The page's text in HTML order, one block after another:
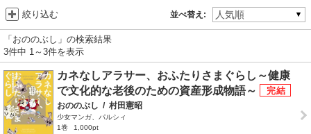
並べ替え:
絞り込む
「おののぶし」の検索結果
3件中 1～3件を表示
カネなしアラサー、おふたりさまぐらし～健康
で文化的な老後のための資産形成物語～
おののぶし / 村田憲昭
少女マンガ、パルシィ
1巻
1,000pt